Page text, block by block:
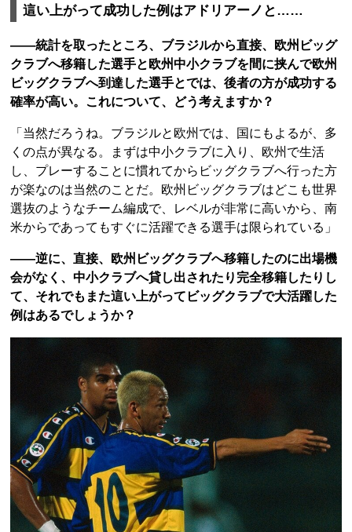
這い上がって成功した例はアドリアーノと……
――統計を取ったところ、ブラジルから直接、欧州ビッグ
クラブへ移籍した選手と欧州中小クラブを間に挟んで欧州
ビッグクラブへ到達した選手とでは、後者の方が成功する
確率が高い。これについて、どう考えますか？
「当然だろうね。ブラジルと欧州では、国にもよるが、多
くの点が異なる。まずは中小クラブに入り、欧州で生活
し、プレーすることに慣れてからビッグクラブへ行った方
が楽なのは当然のことだ。欧州ビッグクラブはどこも世界
選抜のようなチーム編成で、レベルが非常に高いから、南
米からであってもすぐに活躍できる選手は限られている」
――逆に、直接、欧州ビッグクラブへ移籍したのに出場機
会がなく、中小クラブへ貸し出されたり完全移籍したりし
て、それでもまた這い上がってビッグクラブで大活躍した
例はあるでしょうか？